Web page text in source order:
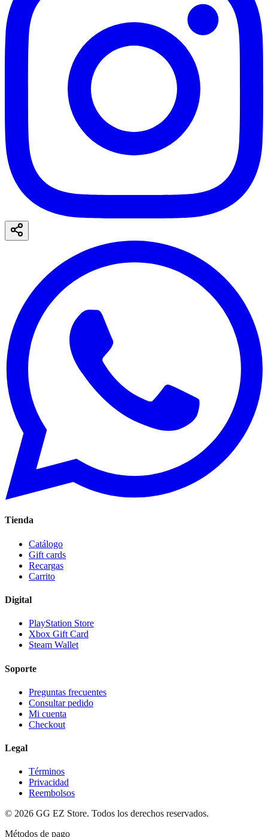
Tienda
Catálogo
Gift cards
Recargas
Carrito
Digital
PlayStation Store
Xbox Gift Card
Steam Wallet
Soporte
Preguntas frecuentes
Consultar pedido
Mi cuenta
Checkout
Legal
Términos
Privacidad
Reembolsos
© 2026 GG EZ Store. Todos los derechos reservados.
Métodos de pago